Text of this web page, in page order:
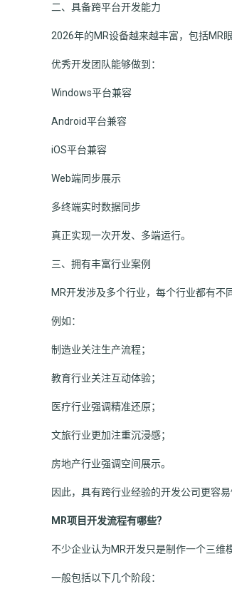
二、具备跨平台开发能力
2026年的MR设备越来越丰富，包括MR
优秀开发团队能够做到：
Windows平台兼容
Android平台兼容
iOS平台兼容
Web端同步展示
多终端实时数据同步
真正实现一次开发、多端运行。
三、拥有丰富行业案例
MR开发涉及多个行业，每个行业都有不
例如：
制造业关注生产流程；
教育行业关注互动体验；
医疗行业强调精准还原；
文旅行业更加注重沉浸感；
房地产行业强调空间展示。
因此，具有跨行业经验的开发公司更容
MR项目开发流程有哪些？
不少企业认为MR开发只是制作一个三维
一般包括以下几个阶段：